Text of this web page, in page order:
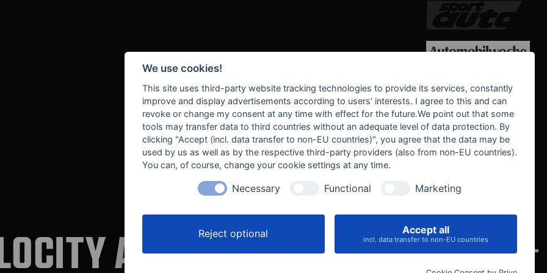
WE SUPPORT
AUTOMOTIVE
We use cookies!
This site uses third-party website tracking technologies to provide its services, constantly
improve and display advertisements according to users' interests. I agree to this and can
revoke or change my consent at any time with effect for the future.We point out that some
tools may transfer data to third countries without an adequate level of data protection. By
clicking "Accept (incl. data transfer to non-EU countries)", you agree that the data may be
used by us as well as by the respective third-party providers (also from non-EU countries).
You can, of course, change your cookie settings at any time.
Necessary Functional Marketing
Reject optional Accept all
incl. data transfer to non-EU countries